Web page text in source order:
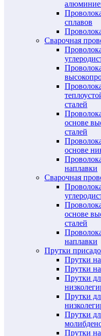
сплавов
Сварочная
сталей
основе
сталей
основе
наплавки
Сварочная
основе
сталей
наплавки
Прутки
Прутки
Прутки
Прутки
Прутки
Прутки
Прутки